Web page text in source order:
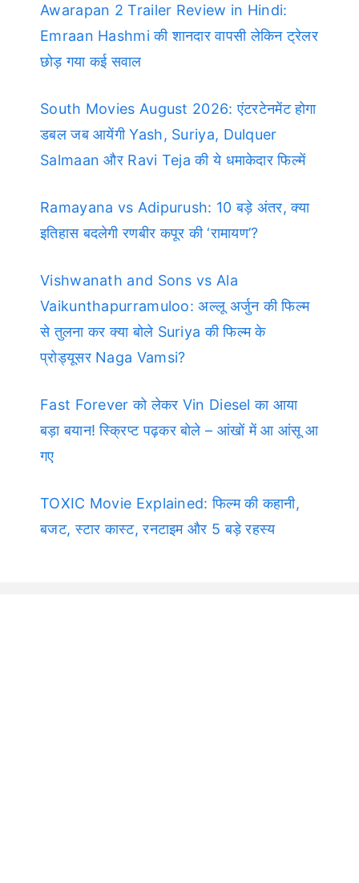
Awarapan 2 Trailer Review in Hindi:
Emraan Hashmi की शानदार वापसी लेकिन ट्रेलर
छोड़ गया कई सवाल
South Movies August 2026: एंटरटेनमेंट होगा
डबल जब आयेंगी Yash, Suriya, Dulquer
Salmaan और Ravi Teja की ये धमाकेदार फिल्में
Ramayana vs Adipurush: 10 बड़े अंतर, क्या
इतिहास बदलेगी रणबीर कपूर की ‘रामायण’?
Vishwanath and Sons vs Ala
Vaikunthapurramuloo: अल्लू अर्जुन की फिल्म
से तुलना कर क्या बोले Suriya की फिल्म के
प्रोड्यूसर Naga Vamsi?
Fast Forever को लेकर Vin Diesel का आया
बड़ा बयान! स्क्रिप्ट पढ़कर बोले – आंखों में आ आंसू आ
गए
TOXIC Movie Explained: फिल्म की कहानी,
बजट, स्टार कास्ट, रनटाइम और 5 बड़े रहस्य